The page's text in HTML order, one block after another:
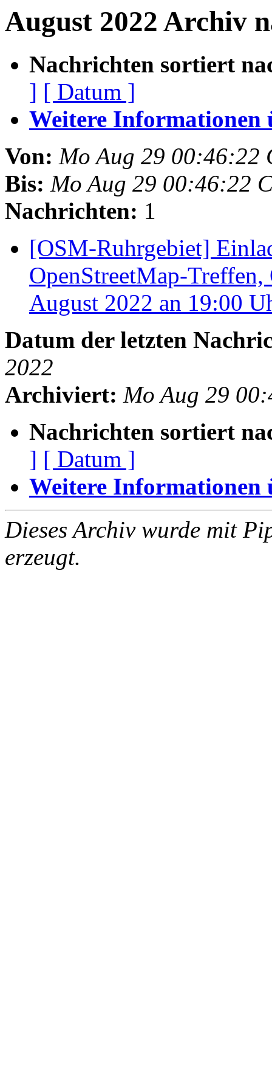
August 2022 Archiv
Nachrichten sortiert
] [ Datum ]
Weitere Informationen
Von: Mo Aug 29 00:46:22
Bis: Mo Aug 29 00:46:22
Nachrichten: 1
[OSM-Ruhrgebiet]
OpenStreetMap-
August 2022 an 19:00
Datum der letzten
2022
Archiviert: Mo Aug 29
Nachrichten sortiert
] [ Datum ]
Weitere Informationen
Dieses Archiv wurde mit
erzeugt.